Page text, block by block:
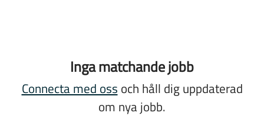
Inga matchande jobb
Connecta med oss och håll dig uppdaterad
om nya jobb.